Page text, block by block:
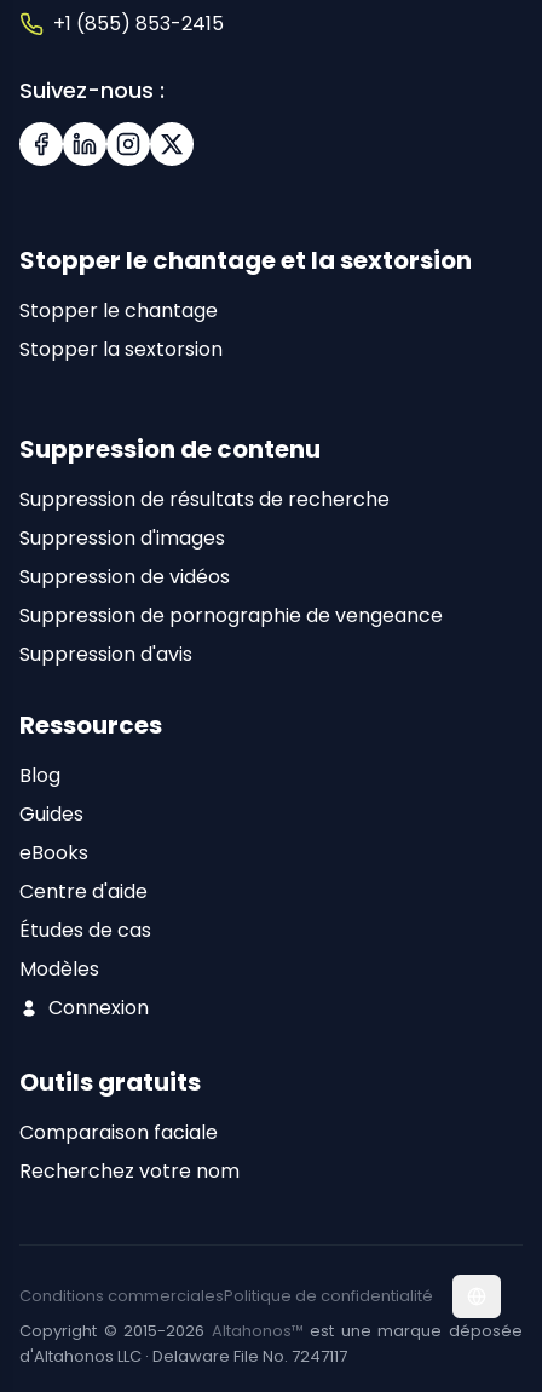
+1 (855) 853-2415
Suivez-nous :
Facebook
LinkedInInstagramX (Twitter)
Stopper le chantage et la sextorsion
Stopper le chantage
Stopper la sextorsion
Suppression de contenu
Suppression de résultats de recherche
Suppression d'images
Suppression de vidéos
Suppression de pornographie de vengeance
Suppression d'avis
Ressources
Blog
Guides
eBooks
Centre d'aide
Études de cas
Modèles
Connexion
Outils gratuits
Comparaison faciale
Recherchez votre nom
Copyright © 2015-2026 Altahonos™ est une marque déposée
d'Altahonos LLC · Delaware File No. 7247117
Conditions commercialesPolitique de confidentialité